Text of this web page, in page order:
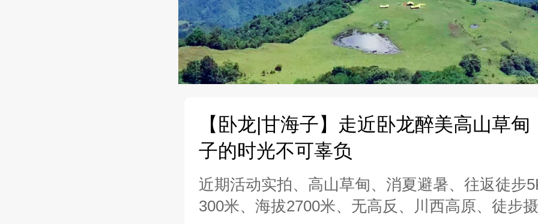
【卧龙|甘海子】走近卧龙醉美高山草甸
子的时光不可辜负
近期活动实拍、高山草甸、消夏避暑、往返徒步
300米、海拔2700米、无高反、川西高原、徒步